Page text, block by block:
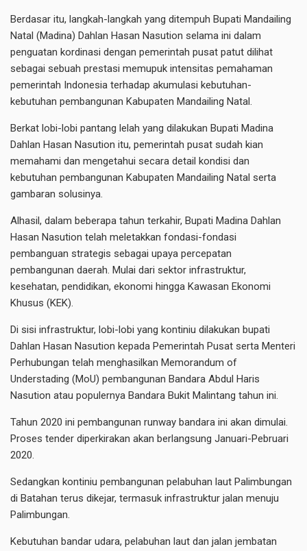
Berdasar itu, langkah-langkah yang ditempuh Bupati Mandailing
Natal (Madina) Dahlan Hasan Nasution selama ini dalam
penguatan kordinasi dengan pemerintah pusat patut dilihat
sebagai sebuah prestasi memupuk intensitas pemahaman
pemerintah Indonesia terhadap akumulasi kebutuhan-
kebutuhan pembangunan Kabupaten Mandailing Natal.
Berkat lobi-lobi pantang lelah yang dilakukan Bupati Madina
Dahlan Hasan Nasution itu, pemerintah pusat sudah kian
memahami dan mengetahui secara detail kondisi dan
kebutuhan pembangunan Kabupaten Mandailing Natal serta
gambaran solusinya.
Alhasil, dalam beberapa tahun terkahir, Bupati Madina Dahlan
Hasan Nasution telah meletakkan fondasi-fondasi
pembanguan strategis sebagai upaya percepatan
pembangunan daerah. Mulai dari sektor infrastruktur,
kesehatan, pendidikan, ekonomi hingga Kawasan Ekonomi
Khusus (KEK).
Di sisi infrastruktur, lobi-lobi yang kontiniu dilakukan bupati
Dahlan Hasan Nasution kepada Pemerintah Pusat serta Menteri
Perhubungan telah menghasilkan Memorandum of
Understading (MoU) pembangunan Bandara Abdul Haris
Nasution atau populernya Bandara Bukit Malintang tahun ini.
Tahun 2020 ini pembangunan runway bandara ini akan dimulai.
Proses tender diperkirakan akan berlangsung Januari-Pebruari
2020.
Sedangkan kontiniu pembangunan pelabuhan laut Palimbungan
di Batahan terus dikejar, termasuk infrastruktur jalan menuju
Palimbungan.
Kebutuhan bandar udara, pelabuhan laut dan jalan jembatan